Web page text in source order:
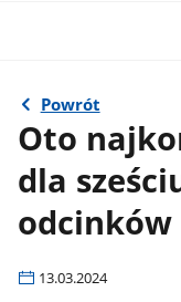
Powrót
Oto
dla
odcinków
13.03.2024